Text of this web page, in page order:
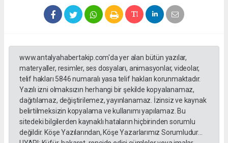
www.antalyahabertakip.com'da yer alan bütün yazılar,
materyaller, resimler, ses dosyaları, animasyonlar, videolar,
telif hakları 5846 numaralı yasa telif hakları korunmaktadır.
Yazılı izni olmaksızın herhangi bir şekilde kopyalanamaz,
dağıtılamaz, değiştirilemez, yayınlanamaz. İzinsiz ve kaynak
belirtilmeksizin kopyalama ve kullanımı yapılamaz. Bu
sitedeki bilgilerden kaynaklı hataların hiçbirinden sorumlu
değildir. Köşe Yazılarından, Köşe Yazarlarımız Sorumludur...